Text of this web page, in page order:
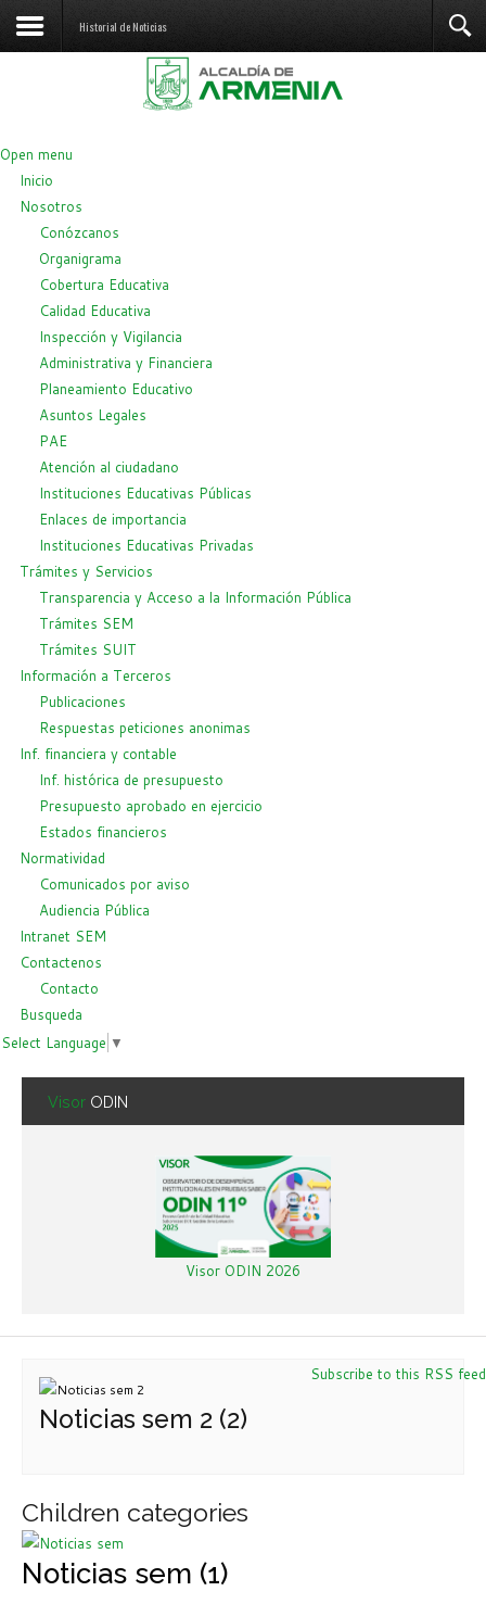
Historial de Noticias
Open menu
Inicio
Nosotros
Conózcanos
Organigrama
Cobertura Educativa
Calidad Educativa
Inspección y Vigilancia
Administrativa y Financiera
Planeamiento Educativo
Asuntos Legales
PAE
Atención al ciudadano
Instituciones Educativas Públicas
Enlaces de importancia
Instituciones Educativas Privadas
Trámites y Servicios
Transparencia y Acceso a la Información Pública
Trámites SEM
Trámites SUIT
Información a Terceros
Publicaciones
Respuestas peticiones anonimas
Inf. financiera y contable
Inf. histórica de presupuesto
Presupuesto aprobado en ejercicio
Estados financieros
Normatividad
Comunicados por aviso
Audiencia Pública
Intranet SEM
Contactenos
Contacto
Busqueda
Select Language ▼
Visor ODIN
Visor ODIN 2026
Subscribe to this RSS feed
Noticias sem 2 (2)
Children categories
Noticias sem (1)